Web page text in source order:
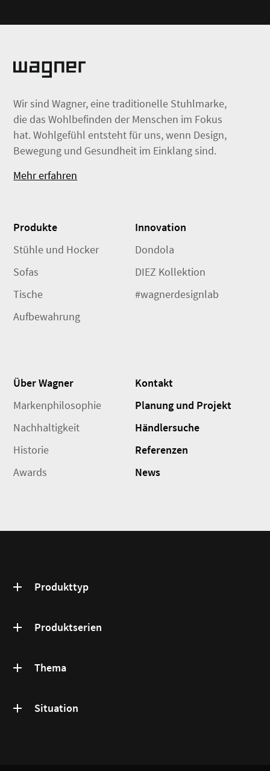
Wir sind Wagner, eine traditionelle Stuhlmarke,
die das Wohlbefinden der Menschen im Fokus
hat. Wohlgefühl entsteht für uns, wenn Design,
Bewegung und Gesundheit im Einklang sind.
Mehr erfahren
Produkte
Stühle und Hocker
Sofas
Tische
Aufbewahrung
Innovation
Dondola
DIEZ Kollektion
#wagnerdesignlab
Über Wagner
Markenphilosophie
Nachhaltigkeit
Historie
Awards
Kontakt
Planung und Projekt
Händlersuche
Referenzen
News
Produkttyp
Produktserien
Thema
Situation